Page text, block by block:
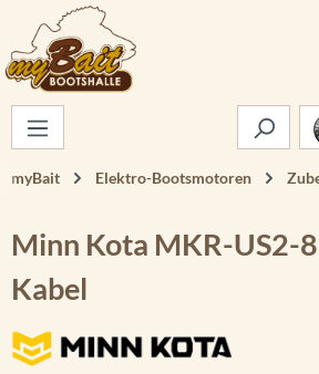
Zum Hauptinhalt springen
myBait Elektro-Bootsmotoren
Minn Kota MKR-US2-
Kabel